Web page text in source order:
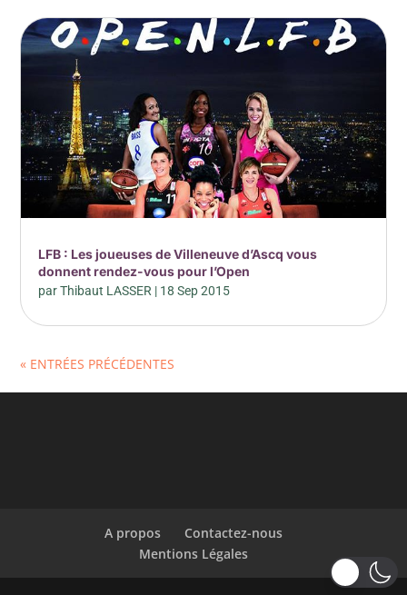
LFB : Les joueuses de Villeneuve d’Ascq vous
donnent rendez-vous pour l’Open
parThibaut LASSER | 18 Sep 2015
« ENTRÉES PRÉCÉDENTES
A propos
Contactez-nous
Mentions Légales